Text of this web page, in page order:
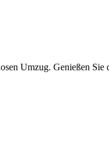
Umzug. Genießen